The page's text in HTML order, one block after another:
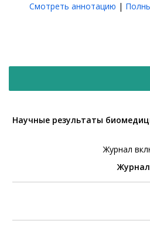
Смотреть аннотацию |
Научные результаты
Журнал